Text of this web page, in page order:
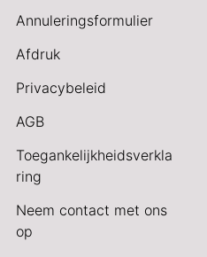
Annuleringsformulier
Afdruk
Privacybeleid
AGB
Toegankelijkheidsverkla
ring
Neem contact met ons
op